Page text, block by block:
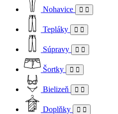
Nohavice
Tepláky
Súpravy
Šortky
Bielizeň
Doplňky